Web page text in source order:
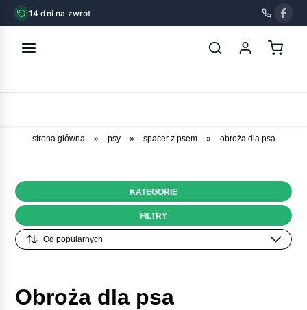
14 dni na zwrot
strona główna » psy » spacer z psem » obroża dla psa
KATEGORIE
FILTRY
Obroża dla psa